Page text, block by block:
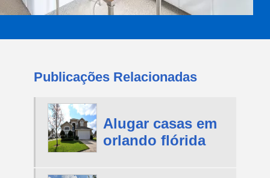
Publicações Relacionadas
Alugar casas em
orlando flórida